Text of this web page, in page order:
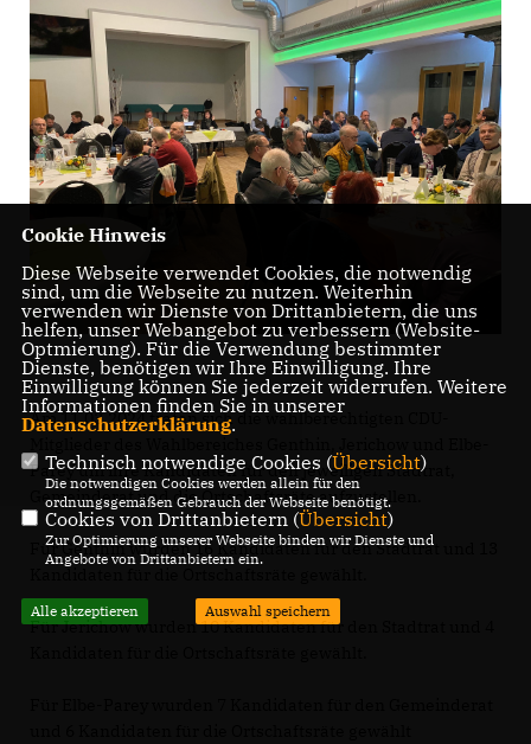
Am 11.03.2024 trafen sich die wahlberechtigten CDU-
Parey um ihre Kandidaten für den jeweiligen Stadtrat,
Gemeinderat und die Ortschaftsräte aufzustellen.
Für Genthin wurden 16 Kandidaten für den Stadtrat und 13
Für Jerichow wurden 10 Kandidaten für den Stadtrat und 4
Cookie Hinweis
Diese Webseite verwendet Cookies, die notwendig
sind, um die Webseite zu nutzen. Weiterhin
verwenden wir Dienste von Drittanbietern, die uns
helfen, unser Webangebot zu verbessern (Website-
Optmierung). Für die Verwendung bestimmter
Dienste, benötigen wir Ihre Einwilligung. Ihre
Einwilligung können Sie jederzeit widerrufen. Weitere
Informationen finden Sie in unserer
Datenschutzerklärung.
Technisch notwendige Cookies (Übersicht)
Die notwendigen Cookies werden allein für den
ordnungsgemäßen Gebrauch der Webseite benötigt.
Cookies von Drittanbietern (Übersicht)
Zur Optimierung unserer Webseite binden wir Dienste und
Angebote von Drittanbietern ein.
Alle akzeptieren Auswahl speichern